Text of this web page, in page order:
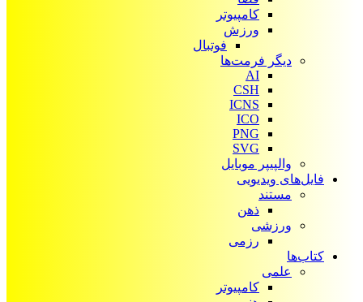
کامپیوتر
ورزش
فوتبال
دیگر فرمت‌ها
AI
CSH
ICNS
ICO
PNG
SVG
والپیپر موبایل
فایل‌های ویدیویی
مستند
ذهن
ورزشی
رزمی
کتاب‌ها
علمی
کامپیوتر